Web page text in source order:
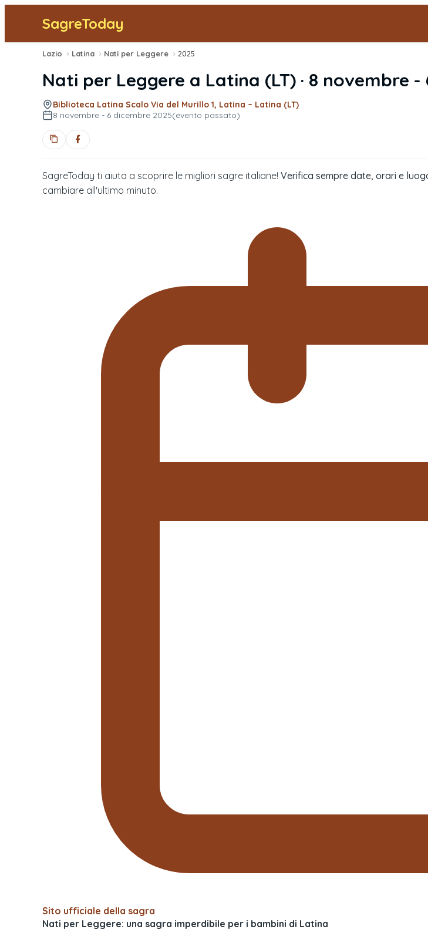
SagreToday
Lazio › Latina › Nati per Leggere › 2025
Nati per Leggere a Latina (LT) · 8 novembre -
Biblioteca Latina Scalo Via del Murillo 1, Latina – Latina (LT)
8 novembre - 6 dicembre 2025(evento passato)
SagreToday ti aiuta a scoprire le migliori sagre italiane! Verifica sempre date, orari e
cambiare all'ultimo minuto.
Sito ufficiale della sagra
Nati per Leggere: una sagra imperdibile per i bambini di Latina